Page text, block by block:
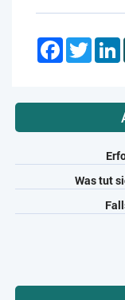
Facebook
Twitter
Was tut